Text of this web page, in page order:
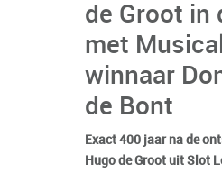
de Groot in
met
winnaar
de Bont
Exact 400 jaar na de
Hugo de Groot uit Slot